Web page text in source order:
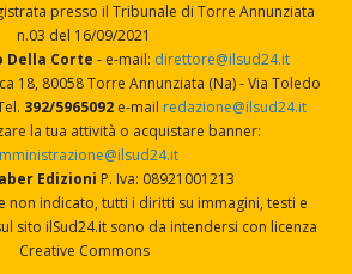
presso il Tribunale di Torre Annunziata
n.03 del 16/09/2021
Della Corte - e-mail: direttore@ilsud24.it
18, 80058 Torre Annunziata (Na) - Via Toledo
392/5965092 e-mail redazione@ilsud24.it
la tua attività o acquistare banner:
Edizioni P. Iva: 08921001213
non indicato, tutti i diritti su immagini, testi e
sito ilSud24.it sono da intendersi con licenza
Creative Commons